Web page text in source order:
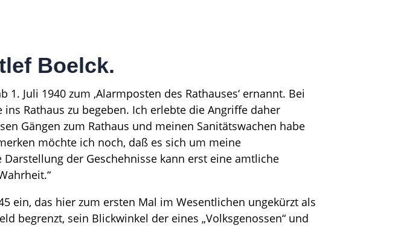
Boelck.
Juli 1940 zum ‚Alarmposten des Rathauses‘ ernannt. Bei
Rathaus zu begeben. Ich erlebte die Angriffe daher
Gängen zum Rathaus und meinen Sanitätswachen habe
möchte ich noch, daß es sich um meine
der Geschehnisse kann erst eine amtliche
ein, das hier zum ersten Mal im Wesentlichen ungekürzt als
begrenzt, sein Blickwinkel der eines „Volksgenossen“ und